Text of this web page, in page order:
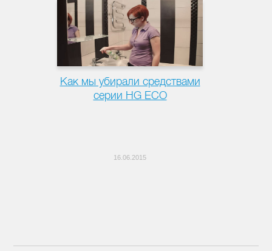
Как мы убирали средствами
серии HG ECO
16.06.2015